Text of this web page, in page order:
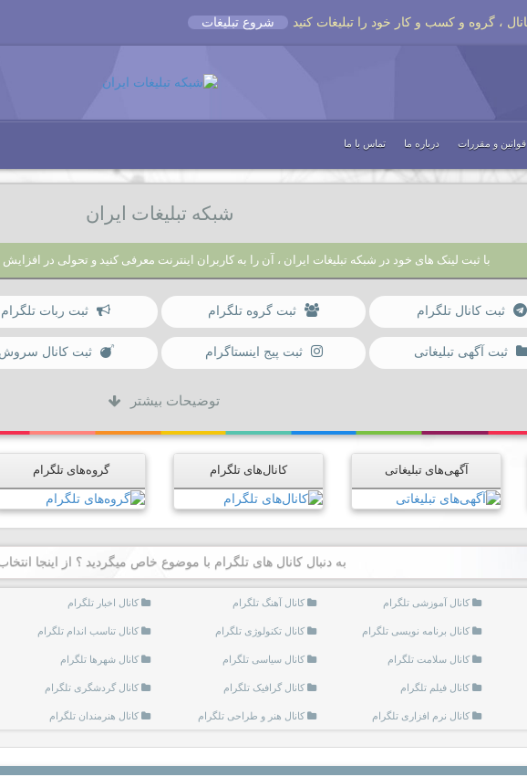
شروع تبلیغات
قوانین و مقررات درباره ما تماس با ما
شبکه تبلیغات ایران
با ثبت لینک های خود در شبکه تبلیغات ایران ، آن را به کاربران اینترنت معرفی کنید و تحولی در
ثبت کانال تلگرام ثبت گروه تلگرام ثبت ربات تلگرام
ثبت آگهی تبلیغاتی ثبت پیج اینستاگرام ثبت کانال سروش
توضیحات بیشتر
آگهی‌های تبلیغاتی کانال‌های تلگرام گروه‌های تلگرام
به دنبال کانال های تلگرام با موضوع خاص میگردید ؟ از اینجا
کانال آموزشی تلگرام کانال آهنگ تلگرام کانال اخبار تلگرام
کانال برنامه نویسی تلگرام کانال تکنولوژی تلگرام کانال تناسب اندام تلگرام
کانال سلامت تلگرام کانال سیاسی تلگرام کانال شهرها تلگرام
کانال فیلم تلگرام کانال گرافیک تلگرام کانال گردشگری تلگرام
کانال نرم افزاری تلگرام کانال هنر و طراحی تلگرام کانال هنرمندان تلگرام